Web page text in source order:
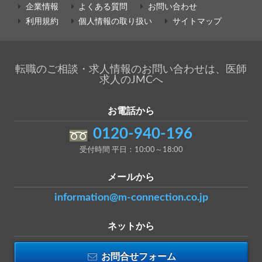
企業情報 よくある質問
お問い合わせ
利用規約
個人情報の取り扱い サイトマップ
転職のご相談・求人情報のお問い合わせは、医師
求人のJMCへ
お電話から
0120-940-196
受付時間 平日：10:00～18:00
メールから
information@m-connection.co.jp
ネットから
お問合せフォーム